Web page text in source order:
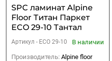
SPC ламинат Alpine
Floor Титан Паркет
ECO 29-10 Тантал
Артикул - ECO 29-10
В наличии
Производитель: Alpine floor